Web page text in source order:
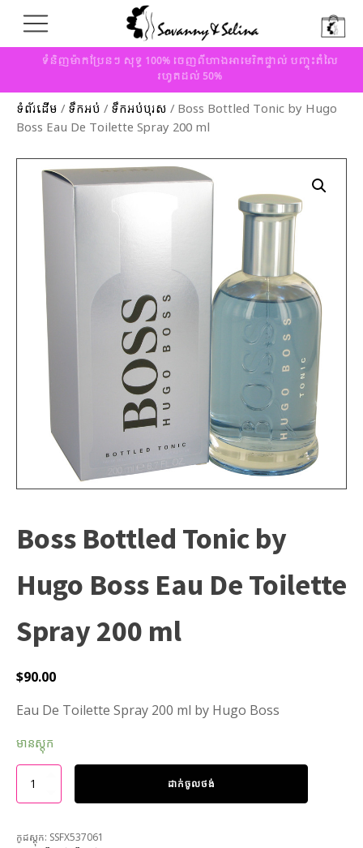
ទំនិញម៉ាកប្រែនៗ សុទ្ធ 100% ចេញពីហាងអាមេរិកផ្ទាល់ បញ្ចុះតំលៃ
រហូតដល់ 50%
ទំព័រដើម / ទឹកអប់ / ទឹកអប់បុរស / Boss Bottled Tonic by Hugo
Boss Eau De Toilette Spray 200 ml
Boss Bottled Tonic by
Hugo Boss Eau De Toilette
Spray 200 ml
$90.00
Eau De Toilette Spray 200 ml by Hugo Boss
មានស្តុក
ដាក់ចូលថង់
កូដស្តុក: SSFX537061